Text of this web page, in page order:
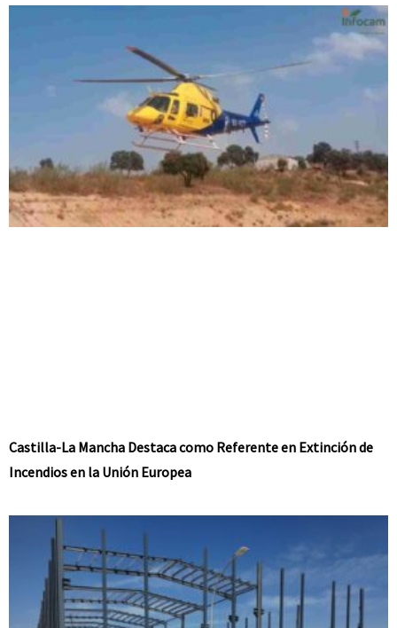
Castilla-La Mancha Destaca como Referente en Extinción de
Incendios en la Unión Europea